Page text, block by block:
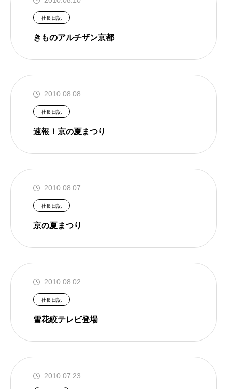
社長日記
きものアルチザン京都
2010.08.08
社長日記
速報！京の夏まつり
2010.08.07
社長日記
京の夏まつり
2010.08.02
社長日記
雪花絞テレビ登場
2010.07.23